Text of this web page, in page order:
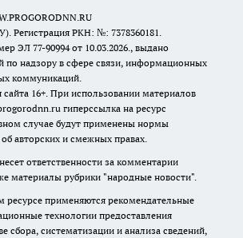
Регистрация РКН: №: 7378360181.
ЭЛ 77-90994 от 10.03.2026., выдано
по надзору в сфере связи, информационных
коммуникаций.
сайта 16+. При использовании материалов
гиперссылка на ресурс
случае будут применены нормы
авторских и смежных правах.
ответственности за комментарии
материалы рубрики "народные новости".
применяются рекомендательные
технологии предоставления
сбора, систематизации и анализа сведений,